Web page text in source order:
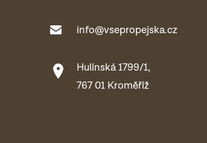
info@vsepropejska.cz
Hulínská 1799/1,
767 01 Kroměříž